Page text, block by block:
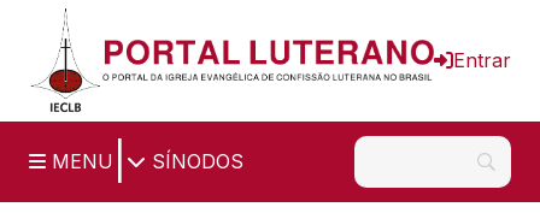
Ir para o conteúdo principal
Entrar
MENU SÍNODOS